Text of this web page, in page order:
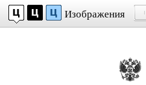
Изображения